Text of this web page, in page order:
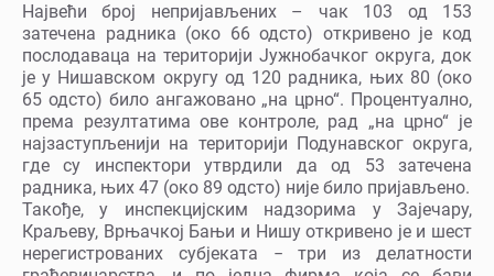
Највећи број непријављених – чак 103 од 153
затечена радника (око 66 одсто) откривено је код
послодаваца на територији Јужнобачког округа, док
је у Нишавском округу од 120 радника, њих 80 (око
65 одсто) било ангажовано „на црно“. Процентуално,
према резултатима ове контроле, рад „на црно“ је
најзаступљенији на територији Подунавског округа,
где су инспектори утврдили да од 53 затечена
радника, њих 47 (око 89 одсто) није било пријављено.
Такође, у инспекцијским надзорима у Зајечару,
Краљеву, Врњачкој Бањи и Нишу откривено је и шест
нерегистрованих субјеката − три из делатности